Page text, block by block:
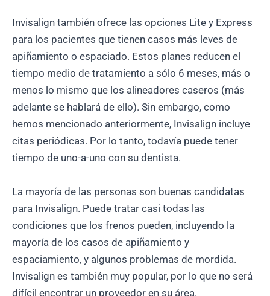
Invisalign también ofrece las opciones Lite y Express
para los pacientes que tienen casos más leves de
apiñamiento o espaciado. Estos planes reducen el
tiempo medio de tratamiento a sólo 6 meses, más o
menos lo mismo que los alineadores caseros (más
adelante se hablará de ello). Sin embargo, como
hemos mencionado anteriormente, Invisalign incluye
citas periódicas. Por lo tanto, todavía puede tener
tiempo de uno-a-uno con su dentista.
La mayoría de las personas son buenas candidatas
para Invisalign. Puede tratar casi todas las
condiciones que los frenos pueden, incluyendo la
mayoría de los casos de apiñamiento y
espaciamiento, y algunos problemas de mordida.
Invisalign es también muy popular, por lo que no será
difícil encontrar un proveedor en su área.